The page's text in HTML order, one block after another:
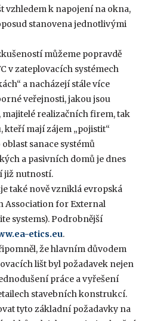
vzhledem k napojení na okna,
stanovena jednotlivými
můžeme popravdě
v zateplovacích systémech
a nacházejí stále více
veřejnosti, jakou jsou
realizačních firem, tak
kteří mají zájem „pojistit“
sanace systémů
a pasivních domů je dnes
již nutností.
také nově vzniklá evropská
Association for External
systems). Podrobnější
etics.eu.
že hlavním důvodem
lišt byl požadavek nejen
práce a vyřešení
stavebních konstrukcí.
tyto základní požadavky na